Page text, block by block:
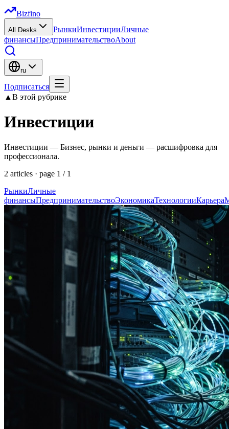
Bizfino
All Desks РынкиИнвестицииЛичные
финансыПредпринимательствоAbout
ru
Подписаться
▲ В этой рубрике
Инвестиции
Инвестиции — Бизнес, рынки и деньги — расшифровка для
профессионала.
2 articles · page 1 / 1
РынкиЛичные
финансыПредпринимательствоЭкономикаТехнологииКарьера